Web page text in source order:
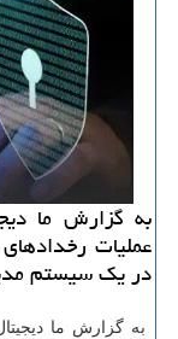
به گزارش ما
عملیات
در یک سیستم
به گزارش ما